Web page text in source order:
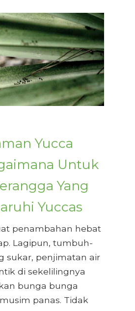
Yucca
Untuk
Yang
Yuccas
penambahan hebat
Lagipun, tumbuh-
sukar, penjimatan air
di sekelilingnya
bunga bunga
panas. Tidak